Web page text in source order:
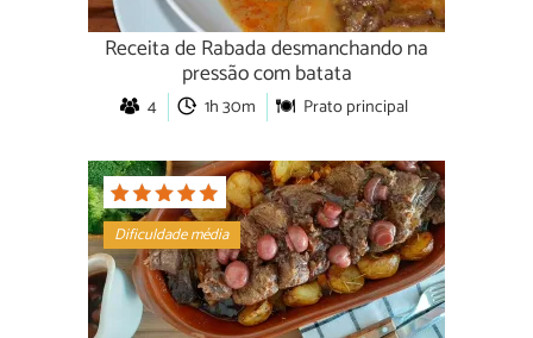
Receita de Rabada desmanchando na
pressão com batata
4 1h 30m Prato principal
Dificuldade média